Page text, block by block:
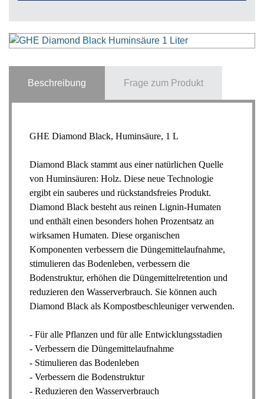
Beschreibung Frage zum Produkt
GHE Diamond Black, Huminsäure, 1 L
Diamond Black stammt aus einer natürlichen Quelle
von Huminsäuren: Holz. Diese neue Technologie
ergibt ein sauberes und rückstandsfreies Produkt.
Diamond Black besteht aus reinen Lignin-Humaten
und enthält einen besonders hohen Prozentsatz an
wirksamen Humaten. Diese organischen
Komponenten verbessern die Düngemittelaufnahme,
stimulieren das Bodenleben, verbessern die
Bodenstruktur, erhöhen die Düngemittelretention und
reduzieren den Wasserverbrauch. Sie können auch
Diamond Black als Kompostbeschleuniger verwenden.
- Für alle Pflanzen und für alle Entwicklungsstadien
- Verbessern die Düngemittelaufnahme
- Stimulieren das Bodenleben
- Verbessern die Bodenstruktur
- Reduzieren den Wasserverbrauch